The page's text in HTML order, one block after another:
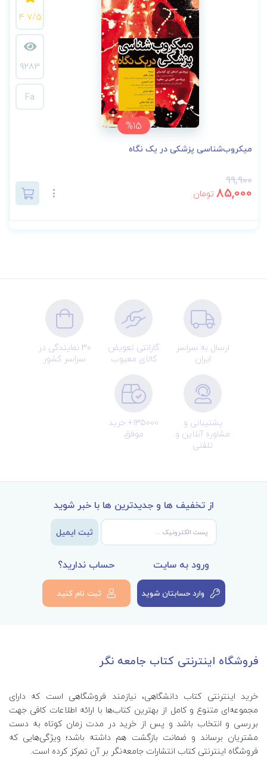
%15
4.7/5
9283
Fa
میکروب‌شناسی پزشکی در یک نگاه
99,900
85,000 تومان
ارسال به سراسر
ایران
گارانتی تعویض
کالای معیوب
30 نمایندگی در
سراسر کشور
پشتیبانی و
مشاوره آنلاین و
تلفنی
135000+ خرید
موفق
از تخفیف ها و جدیدترین ها با خبر شوید
ثبت ایمیل
ورود به سایت
وارد حسابتان شوید
حساب ندارید؟
ثبت نام کنید
فروشگاه اینترنتی کتاب جامعه نگر
خرید اینترنتی کتاب‌ دانشگاهی، نیازمند فروشگاهی است که دارای
مجموعه‌ای متنوع و کامل از بهترین کتاب‌ها با ارائه اطلاعات کافی جهت
بررسی و انتخاب باشد و پس از خرید در مدت زمان کوتاه به دست
مشتریان برساند و ضمانت بازگشت هم داشته باشد؛ ویژگی‌هایی که
فروشگاه اینترنتی کتاب انتشارات جامعه‌نگر بر آن تمرکز کرده است.